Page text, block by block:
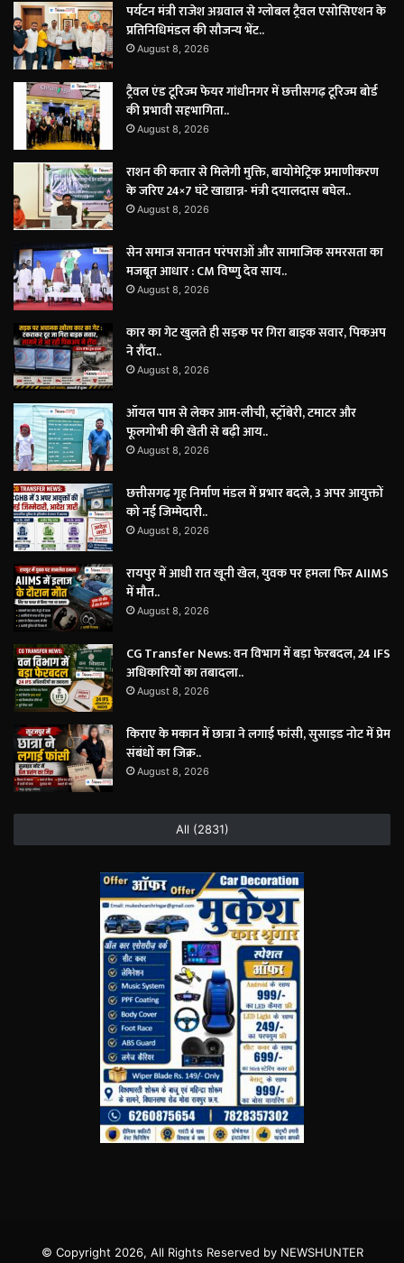
पर्यटन मंत्री राजेश अग्रवाल से ग्लोबल ट्रैवल एसोसिएशन के
प्रतिनिधिमंडल की सौजन्य भेंट..
August 8, 2026
ट्रैवल एंड टूरिज्म फेयर गांधीनगर में छत्तीसगढ़ टूरिज्म बोर्ड
की प्रभावी सहभागिता..
August 8, 2026
राशन की कतार से मिलेगी मुक्ति, बायोमेट्रिक प्रमाणीकरण
के जरिए 24×7 घंटे खाद्यान्न- मंत्री दयालदास बघेल..
August 8, 2026
सेन समाज सनातन परंपराओं और सामाजिक समरसता का
मजबूत आधार : CM विष्णु देव साय..
August 8, 2026
कार का गेट खुलते ही सड़क पर गिरा बाइक सवार, पिकअप
ने रौंदा..
August 8, 2026
ऑयल पाम से लेकर आम-लीची, स्ट्रॉबेरी, टमाटर और
फूलगोभी की खेती से बढ़ी आय..
August 8, 2026
छत्तीसगढ़ गृह निर्माण मंडल में प्रभार बदले, 3 अपर आयुक्तों
को नई जिम्मेदारी..
August 8, 2026
रायपुर में आधी रात खूनी खेल, युवक पर हमला फिर AIIMS
में मौत..
August 8, 2026
CG Transfer News: वन विभाग में बड़ा फेरबदल, 24 IFS
अधिकारियों का तबादला..
August 8, 2026
किराए के मकान में छात्रा ने लगाई फांसी, सुसाइड नोट में प्रेम
संबंधों का जिक्र..
August 8, 2026
All (2831)
© Copyright 2026, All Rights Reserved by NEWSHUNTER